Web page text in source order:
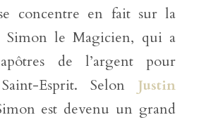
concentre en fait sur la
Simon le Magicien, qui a
de l’argent pour
Esprit. Selon Justin
est devenu un grand